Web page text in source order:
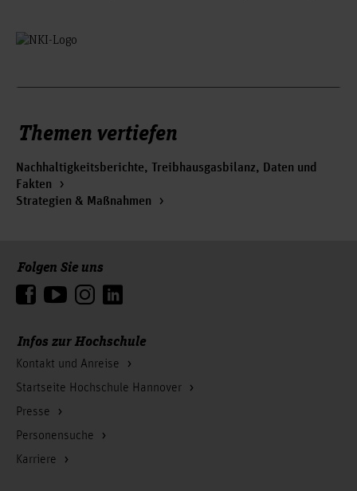
Themen vertiefen
Nachhaltigkeitsberichte, Treibhausgasbilanz, Daten und
Fakten
Strategien & Maßnahmen
Infos zur Hochschule
Kontakt und Anreise
Startseite Hochschule Hannover
Presse
Personensuche
Karriere
Folgen Sie uns